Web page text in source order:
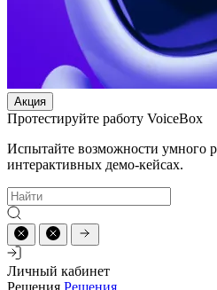
Акция
Протестируйте работу VoiceBox
Испытайте возможности умного
интерактивных демо-кейсах.
Личный кабинет
Решения Решения